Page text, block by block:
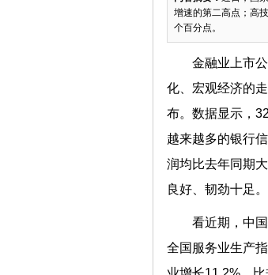
增速的第二高点；高
个百分点。
金融业上市
化、宏观经济的
布。数据显示，
越来越多的银行
润均比去年同期
良好、韧劲十足。
看近期，中
全国服务业生产